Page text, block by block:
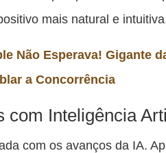
mais natural e
Não Esperava! Gigante
a Concorrência
com Inteligência
com os avanços da IA.